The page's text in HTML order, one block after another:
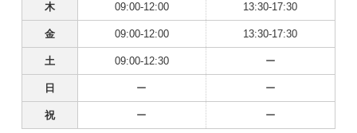
木 09:00-12:00 13:30-17:30
金 09:00-12:00 13:30-17:30
土 09:00-12:30 ー
日 ー ー
祝 ー ー